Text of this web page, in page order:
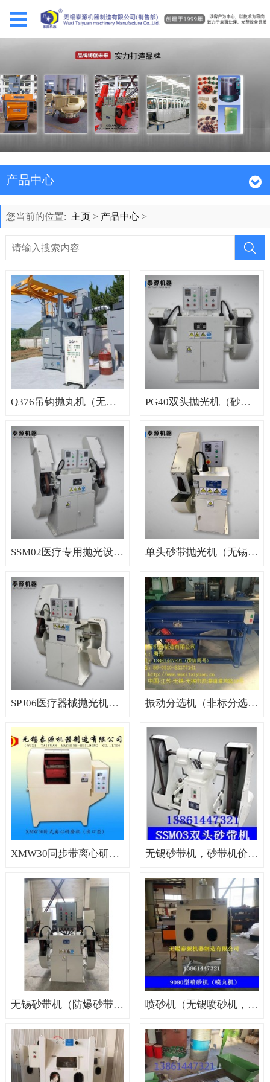
产品中心
您当前的位置: 主页> 产品中心>
Q376吊钩抛丸机（无锡吊钩抛丸清理机） PG40双头抛光机（砂带双头抛光机，抛光专用砂带机）
SSM02医疗专用抛光设备（医疗器械砂带机，医疗器械抛光机） 单头砂带抛光机（无锡单头砂带抛光机，单头抛光机）
SPJ06医疗器械抛光机（医疗专用砂带机，医疗专用抛光机） 振动分选机（非标分选机）
XMW30同步带离心研磨机（无锡离心研磨机，大连离心研磨机） 无锡砂带机，砂带机价格，砂带机厂家
无锡砂带机（防爆砂带机，无锡防爆砂带机） 喷砂机（无锡喷砂机，苏州喷砂机）